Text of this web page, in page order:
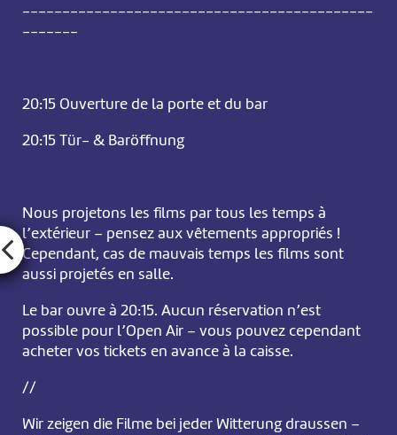
--------------------------------------------
-------
20:15 Ouverture de la porte et du bar
20:15 Tür- & Baröffnung
Nous projetons les films par tous les temps à
l’extérieur – pensez aux vêtements appropriés !
Cependant, cas de mauvais temps les films sont
aussi projetés en salle.
Le bar ouvre à 20:15. Aucun réservation n’est
possible pour l’Open Air – vous pouvez cependant
acheter vos tickets en avance à la caisse.
//
Wir zeigen die Filme bei jeder Witterung draussen –